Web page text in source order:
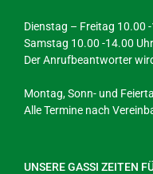
Dienstag – Freitag 10.00
Samstag 10.00 -14.00 Uhr
Der Anrufbeantworter
Montag, Sonn- und
Alle Termine nach
UNSERE GASSI ZEITEN